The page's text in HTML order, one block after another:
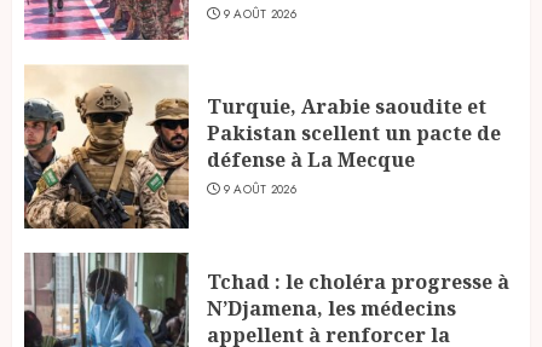
9 AOÛT 2026
Turquie, Arabie saoudite et
Pakistan scellent un pacte de
défense à La Mecque
9 AOÛT 2026
Tchad : le choléra progresse à
N’Djamena, les médecins
appellent à renforcer la